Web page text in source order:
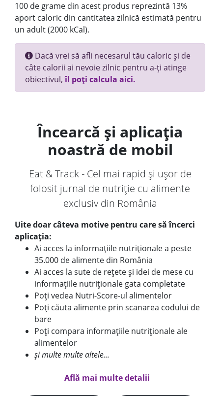
100 de grame din acest produs reprezintă 13%
aport caloric din cantitatea zilnică estimată pentru
un adult (2000 kCal).
Dacă vrei să afli necesarul tău caloric și de
câte calorii ai nevoie zilnic pentru a-ți atinge
obiectivul,îl poți calcula aici.
Încearcă și aplicația
noastră de mobil
Eat & Track - Cel mai rapid și ușor de
folosit jurnal de nutriție cu alimente
exclusiv din România
Uite doar câteva motive pentru care să încerci
aplicația:
Ai acces la informațiile nutriționale a peste
35.000 de alimente din România
Ai acces la sute de rețete și idei de mese cu
informațiile nutriționale gata completate
Poți vedea Nutri-Score-ul alimentelor
Poți căuta alimente prin scanarea codului de
bare
Poți compara informațiile nutriționale ale
alimentelor
și multe multe altele...
Află mai multe detalii